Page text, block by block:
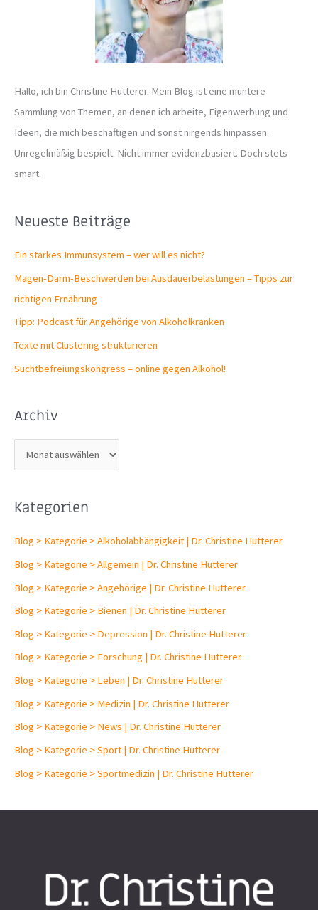
Hallo, ich bin Christine Hutterer. Mein Blog ist eine muntere
Sammlung von Themen, an denen ich arbeite, Eigenwerbung und
Ideen, die mich beschäftigen und sonst nirgends hinpassen.
Unregelmäßig bespielt. Nicht immer evidenzbasiert. Doch stets
smart.
Neueste Beiträge
Ein starkes Immunsystem – wer will es nicht?
Magen-Darm-Beschwerden bei Ausdauerbelastungen – Tipps zur
richtigen Ernährung
Tipp: Podcast für Angehörige von Alkoholkranken
Texte mit Clustering strukturieren
Suchtbefreiungs­kongress – online gegen Alkohol!
Archiv
r
h
Kategorien
Blog > Kategorie > Alkoholabhängigkeit | Dr. Christine Hutterer
Blog > Kategorie > Allgemein | Dr. Christine Hutterer
Blog > Kategorie > Angehörige | Dr. Christine Hutterer
Blog > Kategorie > Bienen | Dr. Christine Hutterer
Blog > Kategorie > Depression | Dr. Christine Hutterer
Blog > Kategorie > Forschung | Dr. Christine Hutterer
Blog > Kategorie > Leben | Dr. Christine Hutterer
Blog > Kategorie > Medizin | Dr. Christine Hutterer
Blog > Kategorie > News | Dr. Christine Hutterer
Blog > Kategorie > Sport | Dr. Christine Hutterer
Blog > Kategorie > Sportmedizin | Dr. Christine Hutterer